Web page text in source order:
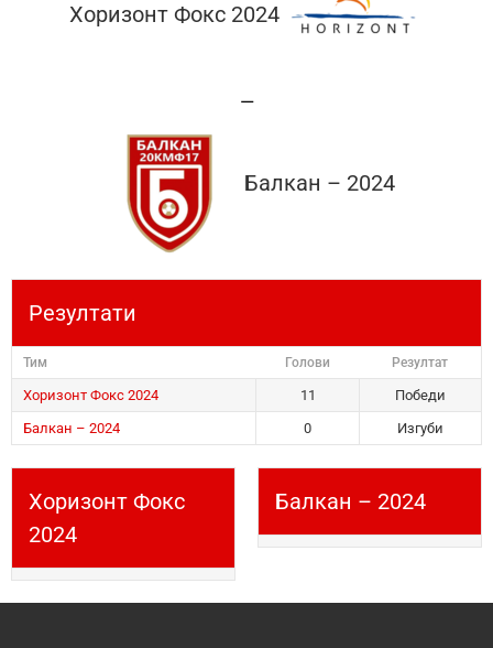
Хоризонт Фокс 2024
—
Балкан – 2024
Резултати
Тим Голови Резултат
Хоризонт Фокс 2024 11
Победи
Балкан – 2024
0 Изгуби
Хоризонт Фокс
2024
Балкан – 2024